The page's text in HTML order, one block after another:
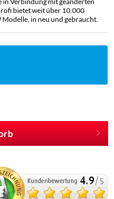
bietet weit über 10.000
in neu und gebraucht.